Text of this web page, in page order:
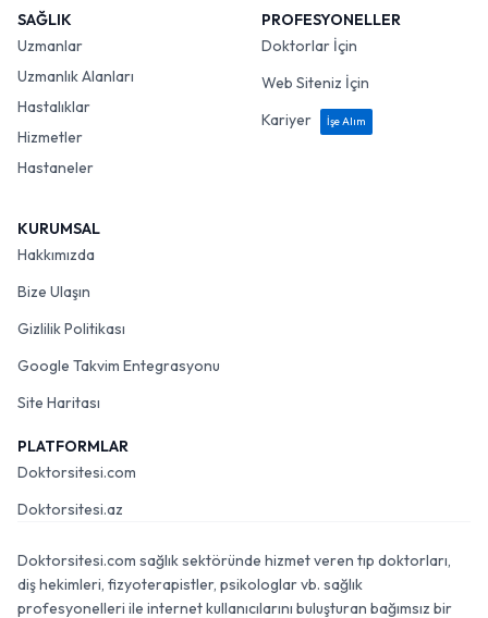
SAĞLIK
Uzmanlar
Uzmanlık Alanları
Hastalıklar
Hizmetler
Hastaneler
PROFESYONELLER
Doktorlar İçin
Web Siteniz İçin
Kariyer
İşe Alım
KURUMSAL
Hakkımızda
Bize Ulaşın
Gizlilik Politikası
Google Takvim Entegrasyonu
Site Haritası
PLATFORMLAR
Doktorsitesi.com
Doktorsitesi.az
Doktorsitesi.com sağlık sektöründe hizmet veren tıp doktorları,
diş hekimleri, fizyoterapistler, psikologlar vb. sağlık
profesyonelleri ile internet kullanıcılarını buluşturan bağımsız bir